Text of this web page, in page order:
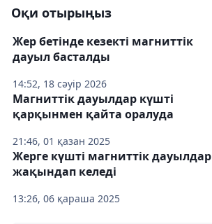
Оқи отырыңыз
14:52, 18 сәуір 2026
Жер бетінде кезекті магниттік
дауыл басталды
21:46, 01 қазан 2025
Магниттік дауылдар күшті
қарқынмен қайта оралуда
13:26, 06 қараша 2025
Жерге күшті магниттік дауылдар
жақындап келеді